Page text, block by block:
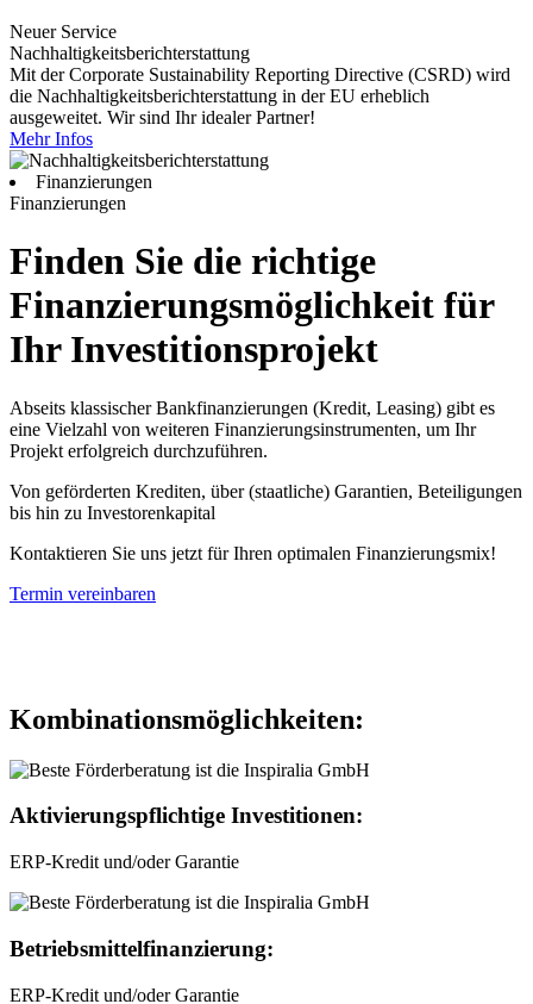
Neuer Service
Nachhaltigkeitsberichterstattung
Mit der Corporate Sustainability Reporting Directive (CSRD) wird
die Nachhaltigkeitsberichterstattung in der EU erheblich
ausgeweitet. Wir sind Ihr idealer Partner!
Mehr Infos
Finanzierungen
Finanzierungen
Finden Sie die richtige
Finanzierungsmöglichkeit für
Ihr Investitionsprojekt
Abseits klassischer Bankfinanzierungen (Kredit, Leasing) gibt es
eine Vielzahl von weiteren Finanzierungsinstrumenten, um Ihr
Projekt erfolgreich durchzuführen.
Von geförderten Krediten, über (staatliche) Garantien, Beteiligungen
bis hin zu Investorenkapital
Kontaktieren Sie uns jetzt für Ihren optimalen Finanzierungsmix!
Termin vereinbaren
Kombinationsmöglichkeiten:
Aktivierungspflichtige Investitionen:
ERP-Kredit und/oder Garantie
Betriebsmittelfinanzierung:
ERP-Kredit und/oder Garantie